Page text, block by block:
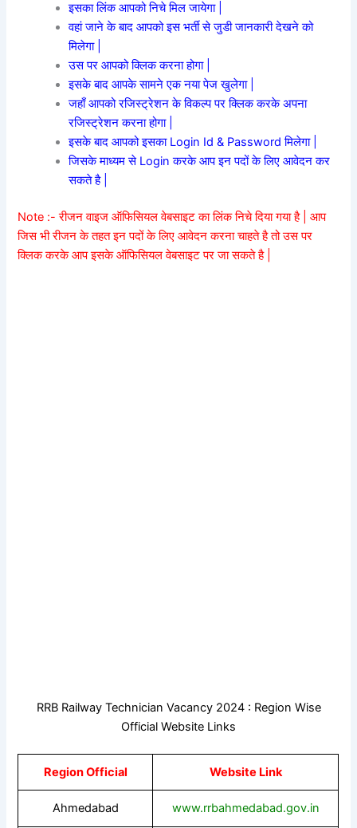
इसका लिंक आपको निचे मिल जायेगा |
वहां जाने के बाद आपको इस भर्ती से जुडी जानकारी देखने को
मिलेगा |
उस पर आपको क्लिक करना होगा |
इसके बाद आपके सामने एक नया पेज खुलेगा |
जहाँ आपको रजिस्ट्रेशन के विकल्प पर क्लिक करके अपना
रजिस्ट्रेशन करना होगा |
इसके बाद आपको इसका Login Id & Password मिलेगा |
जिसके माध्यम से Login करके आप इन पदों के लिए आवेदन कर
सकते है |
Note :- रीजन वाइज ऑफिसियल वेबसाइट का लिंक निचे दिया गया है | आप
जिस भी रीजन के तहत इन पदों के लिए आवेदन करना चाहते है तो उस पर
क्लिक करके आप इसके ऑफिसियल वेबसाइट पर जा सकते है |
RRB Railway Technician Vacancy 2024 : Region Wise
Official Website Links
Region Official Website Link
Ahmedabad www.rrbahmedabad.gov.in